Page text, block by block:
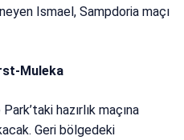
Ismael, Sampdoria maçı
Muleka
hazırlık maçına
Geri bölgedeki